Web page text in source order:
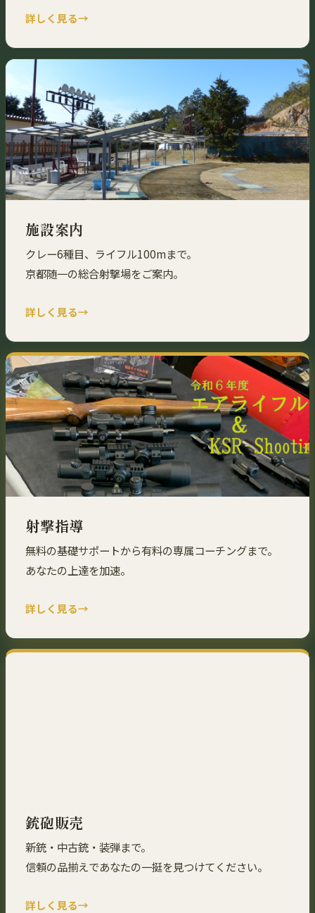
詳しく見る
施設案内
クレー6種目、ライフル100mまで。
京都随一の総合射撃場をご案内。
詳しく見る
射撃指導
無料の基礎サポートから有料の専属コーチングまで。
あなたの上達を加速。
詳しく見る
銃砲販売
新銃・中古銃・装弾まで。
信頼の品揃えであなたの一挺を見つけてください。
詳しく見る